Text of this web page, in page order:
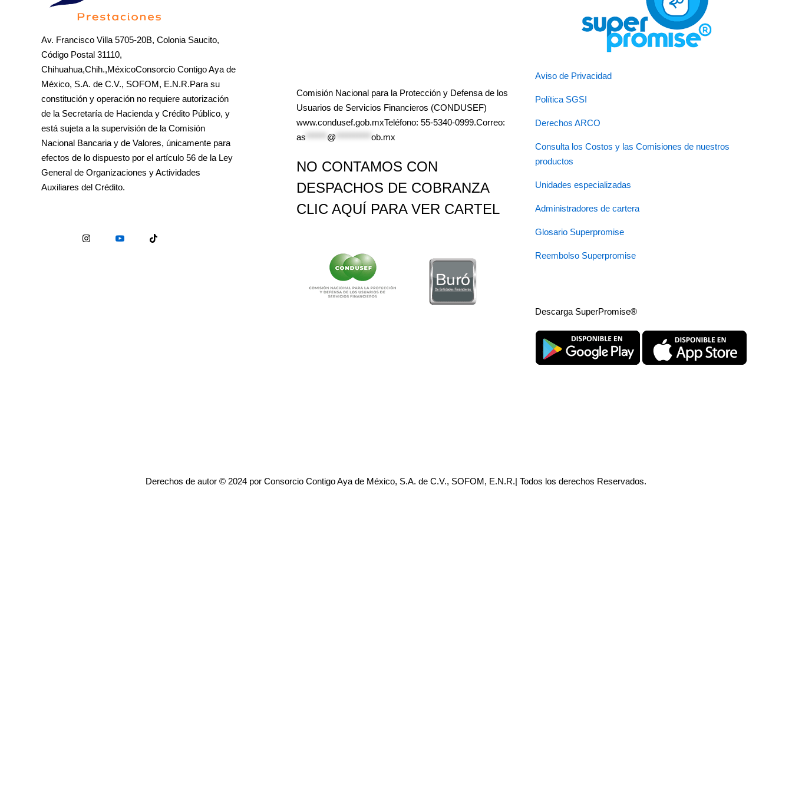
Av. Francisco Villa 5705-20B, Colonia Saucito,
Código Postal 31110,
Chihuahua,Chih.,MéxicoConsorcio Contigo Aya de
México, S.A. de C.V., SOFOM, E.N.R.Para su
constitución y operación no requiere autorización
de la Secretaría de Hacienda y Crédito Público, y
está sujeta a la supervisión de la Comisión
Nacional Bancaria y de Valores, únicamente para
efectos de lo dispuesto por el artículo 56 de la Ley
General de Organizaciones y Actividades
Auxiliares del Crédito.
Comisión Nacional para la Protección y Defensa de los
Usuarios de Servicios Financieros (CONDUSEF)
www.condusef.gob.mxTeléfono: 55-5340-0999.Correo:
as
@ ob.mx
NO CONTAMOS CON
DESPACHOS DE COBRANZA
CLIC AQUÍ PARA VER CARTEL
Aviso de Privacidad
Política SGSI
Derechos ARCO
Consulta los Costos y las Comisiones de nuestros
productos
Unidades especializadas
Administradores de cartera
Glosario Superpromise
Reembolso Superpromise
Descarga SuperPromise®
Derechos de autor © 2024 por Consorcio Contigo Aya de México, S.A. de C.V., SOFOM, E.N.R.| Todos los derechos Reservados.